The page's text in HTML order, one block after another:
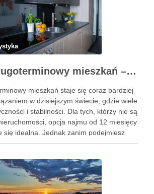
Wynajem długoterminowy mieszkań – kluczowe wskazówki dla przyszłych najemców
mieszkań staje się coraz bardziej
w dzisiejszym świecie, gdzie wiele
i stabilności. Dla tych, którzy nie są
opcja najmu od 12 miesięcy
się idealna. Jednak zanim podejmiesz
kluczowe aspekty, takie jak